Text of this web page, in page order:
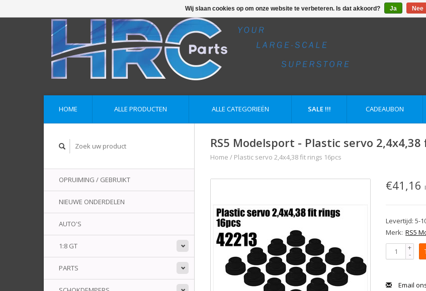
HOME ALLE PRODUCTEN ALLE CATEGORIEËN SALE !!! CADEAUBON
OPRUIMING / GEBRUIKT
NIEUWE ONDERDELEN
AUTO'S
1:8 GT
PARTS
RS5 Modelsport - Plastic servo
Home / Plastic servo 2,4x4,38 fit rings 16pcs
€41,16
Levertijd: 5-
Merk: RS5
+
-
Email
Wij slaan cookies op om onze website te verbeteren. Is dat akkoord? Ja Nee